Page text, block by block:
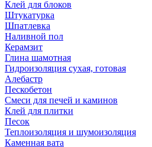
Клей для блоков
Штукатурка
Шпатлевка
Наливной пол
Керамзит
Глина шамотная
Гидроизоляция сухая, готовая
Алебастр
Пескобетон
Смеси для печей и каминов
Клей для плитки
Песок
Теплоизоляция и шумоизоляция
Каменная вата